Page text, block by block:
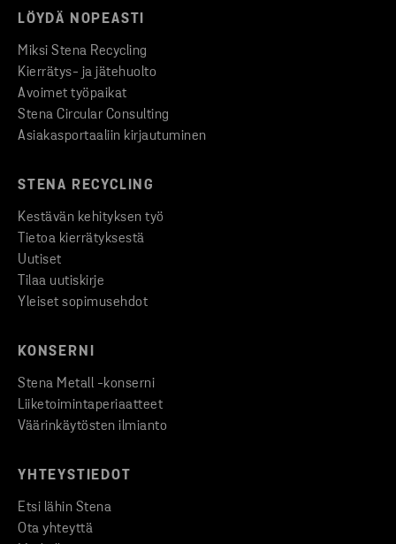
LÖYDÄ NOPEASTI
Miksi Stena Recycling
Kierrätys- ja jätehuolto
Avoimet työpaikat
Stena Circular Consulting
Asiakasportaaliin kirjautuminen
STENA RECYCLING
Kestävän kehityksen työ
Tietoa kierrätyksestä
Uutiset
Tilaa uutiskirje
Yleiset sopimusehdot
KONSERNI
Stena Metall -konserni
Liiketoimintaperiaatteet
Väärinkäytösten ilmianto
YHTEYSTIEDOT
Etsi lähin Stena
Ota yhteyttä